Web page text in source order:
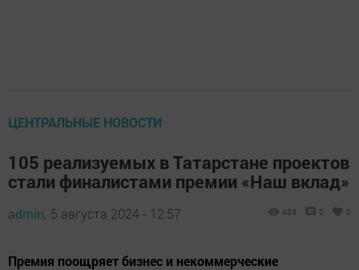
ЦЕНТРАЛЬНЫЕ НОВОСТИ
105 реализуемых в Татарстане проектов
стали финалистами премии «Наш вклад»
admin, 5 августа 2024 - 12:57 433 0 0
Премия поощряет бизнес и некоммерческие